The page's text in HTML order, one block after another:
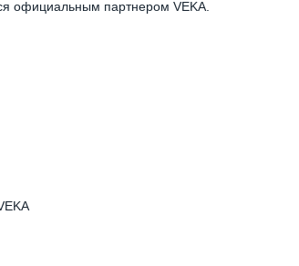
официальным партнером VEKA.